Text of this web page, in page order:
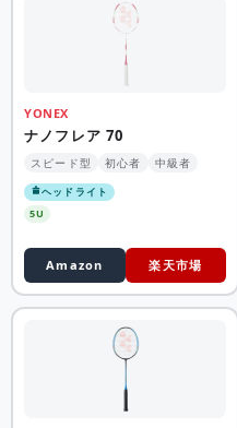
YONEX
ナノフレア 70
スピード型 初心者 中級者
ヘッドライト
5U
Amazon 楽天市場